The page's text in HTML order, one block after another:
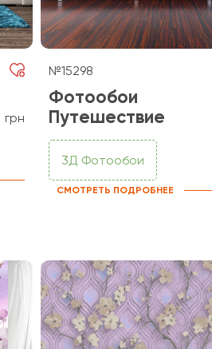
грн
№15298
Фотообои
Путешествие
3Д Фотообои
СМОТРЕТЬ ПОДРОБНЕЕ